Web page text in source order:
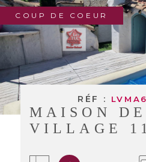
COUP DE COEUR
RÉF :
MAISON DE
VILLAGE
VILLE
Budget